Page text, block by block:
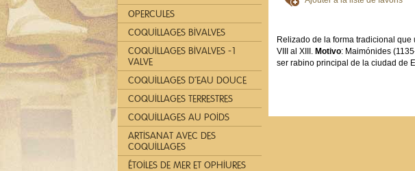
Relizado de la forma tradicional
VIII al XIII.
Motivo: Maimónides
ser rabino principal de la ciudad de
OPERCULES
COQUILLAGES BIVALVES
COQUILLAGES BIVALVES -1
VALVE
COQUILLAGES D´EAU DOUCE
COQUILLAGES TERRESTRES
COQUILLAGES AU POIDS
ARTISANAT AVEC DES
COQUILLAGES
ÉTOILES DE MER ET OPHIURES